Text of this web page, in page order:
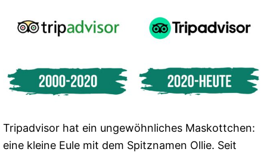
Tripadvisor hat ein ungewöhnliches Maskottchen:
eine kleine Eule mit dem Spitznamen Ollie. Seit